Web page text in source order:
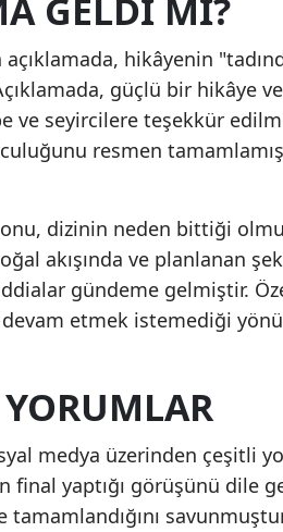
Kırklareli
Kırşehir
Kocaeli
Konya
Malatya
Manisa
Kahramanmaraş
Muğla
Muş
Nevşehir
GELDI MI?
açıklamada, hikâyenin
güçlü bir hikâye ve
ve seyircilere teşekkür
resmen tamamlamış
dizinin neden bittiği
akışında ve planlanan
gündeme gelmiştir.
etmek istemediği
medya üzerinden çeşitli
final yaptığı görüşünü dile